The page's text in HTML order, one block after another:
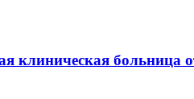
клиническая больница